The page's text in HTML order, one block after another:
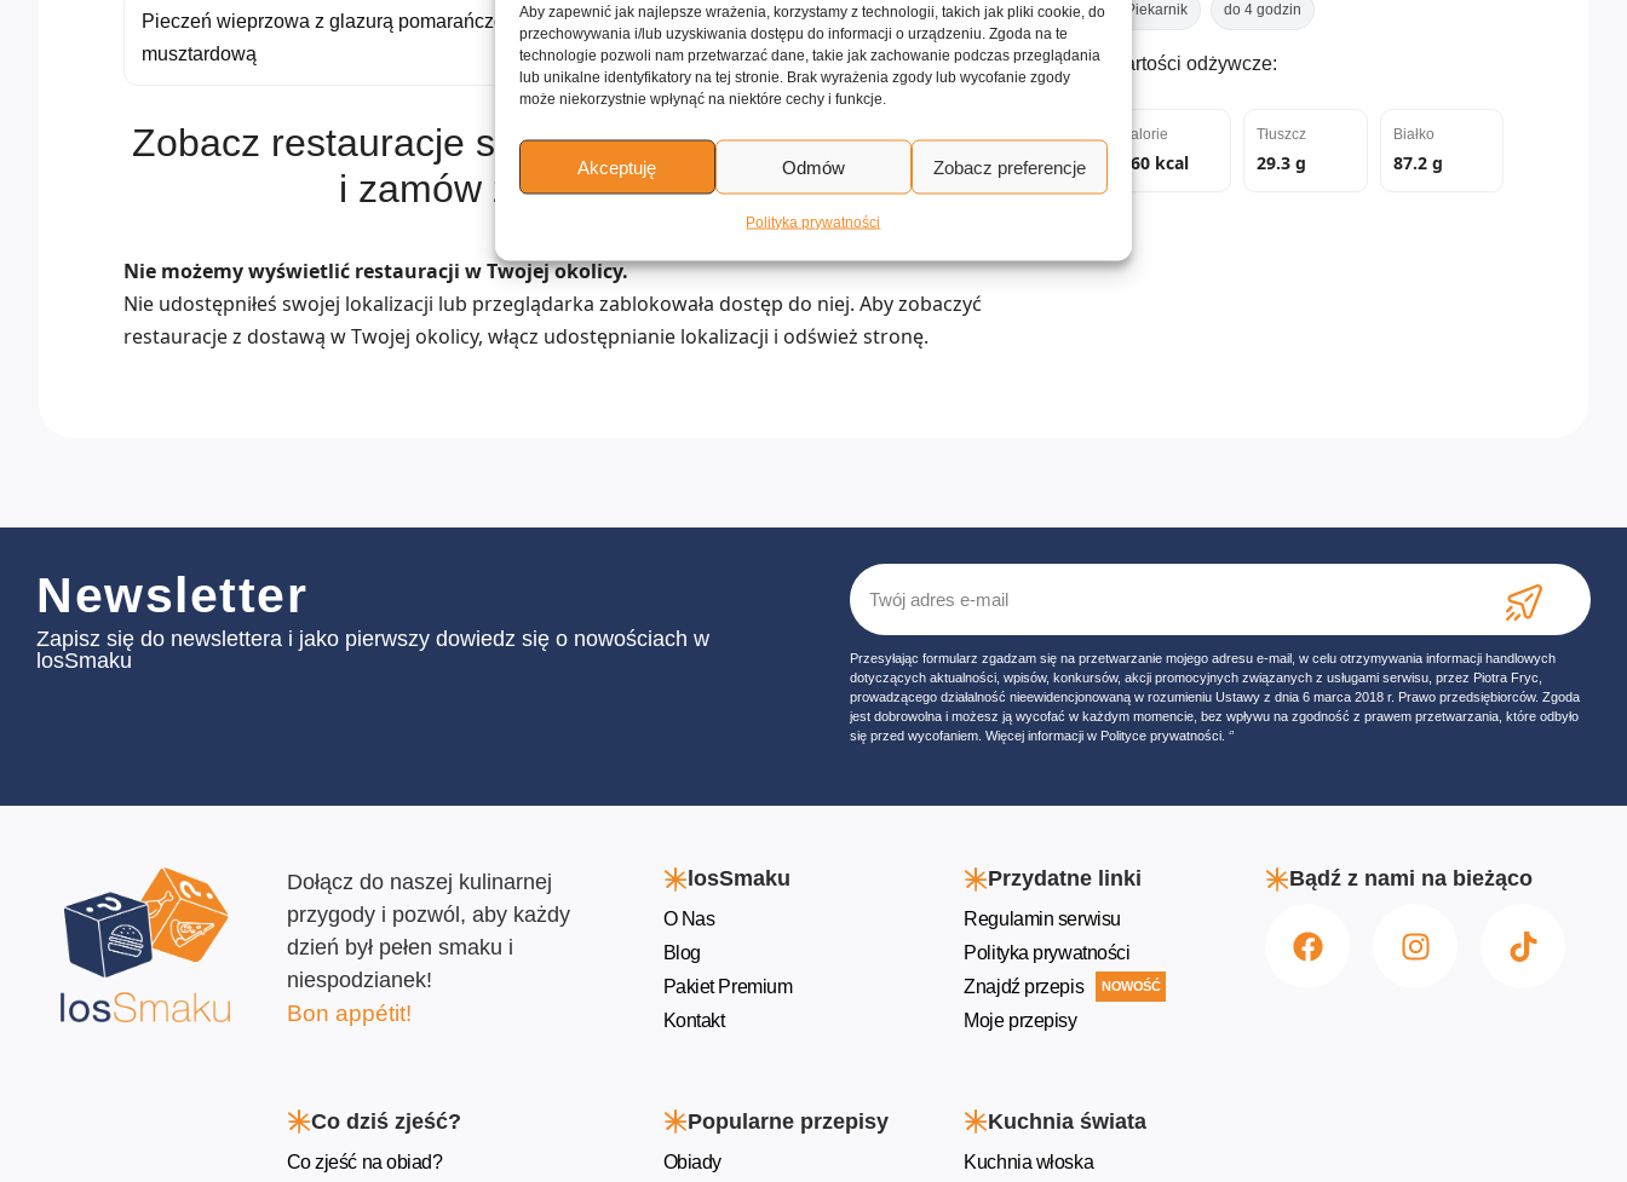
Aby zapewnić jak najlepsze wrażenia, korzystamy z technologii, takich jak pliki cookie, do
przechowywania i/lub uzyskiwania dostępu do informacji o urządzeniu. Zgoda na te
technologie pozwoli nam przetwarzać dane, takie jak zachowanie podczas przeglądania
lub unikalne identyfikatory na tej stronie. Brak wyrażenia zgody lub wycofanie zgody
może niekorzystnie wpłynąć na niektóre cechy i funkcje.
Akceptuję Odmów Zobacz preferencje
Polityka prywatności
Pieczeń wieprzowa z glazurą pomarańczowo-
musztardową
Pikantne chili wieprzowe z papryczkami poblano
i ziemniakami
Zobacz restauracje serwujące kuchnię amerykańska
i zamów z dostawą do domu
Nie możemy wyświetlić restauracji w Twojej okolicy.
Nie udostępniłeś swojej lokalizacji lub przeglądarka zablokowała dostęp do niej. Aby zobaczyć
restauracje z dostawą w Twojej okolicy, włącz udostępnianie lokalizacji i odśwież stronę.
Piekarnik do 4 godzin
Wartości odżywcze:
Kalorie
660 kcal
Tłuszcz
29.3 g
Białko
87.2 g
Newsletter
Zapisz się do newslettera i jako pierwszy dowiedz się o nowościach w
losSmaku
Przesyłając formularz zgadzam się na przetwarzanie mojego adresu e-mail, w celu otrzymywania informacji handlowych
dotyczących aktualności, wpisów, konkursów, akcji promocyjnych związanych z usługami serwisu, przez Piotra Fryc,
prowadzącego działalność nieewidencjonowaną w rozumieniu Ustawy z dnia 6 marca 2018 r. Prawo przedsiębiorców. Zgoda
jest dobrowolna i możesz ją wycofać w każdym momencie, bez wpływu na zgodność z prawem przetwarzania, które odbyło
się przed wycofaniem. Więcej informacji w Polityce prywatności. ‘’
Dołącz do naszej kulinarnej
przygody i pozwól, aby każdy
dzień był pełen smaku i
niespodzianek!
Bon appétit!
losSmaku
O Nas
Blog
Pakiet Premium
Kontakt
Przydatne linki
Regulamin serwisu
Polityka prywatności
Znajdź przepis
NOWOŚĆ
Moje przepisy
Bądź z nami na bieżąco
Co dziś zjeść?
Co zjeść na obiad?
Popularne przepisy
Obiady
Kuchnia świata
Kuchnia włoska